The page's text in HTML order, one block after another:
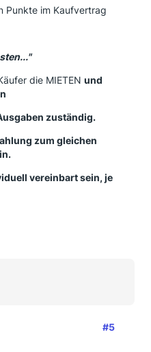
Punkte im Kaufvertrag
die MIETEN und
zuständig.
zum gleichen
vereinbart sein, je
#5